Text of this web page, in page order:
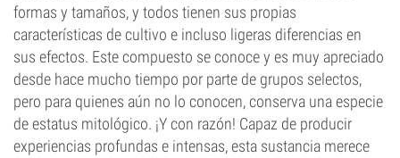
formas y tamaños, y todos tienen sus propias
características de cultivo e incluso ligeras diferencias en
sus efectos. Este compuesto se conoce y es muy apreciado
desde hace mucho tiempo por parte de grupos selectos,
pero para quienes aún no lo conocen, conserva una especie
de estatus mitológico. ¡Y con razón! Capaz de producir
experiencias profundas e intensas, esta sustancia merece